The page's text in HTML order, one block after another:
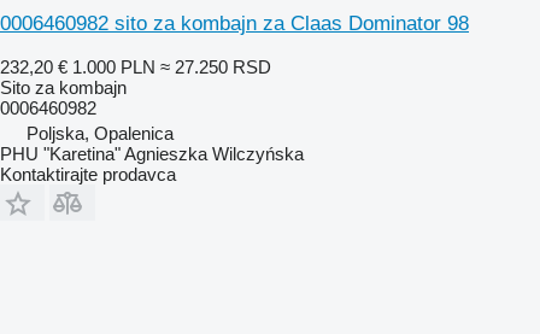
0006460982 sito za kombajn za Claas Dominator 98
232,20 € 1.000 PLN ≈ 27.250 RSD
Sito za kombajn
0006460982
Poljska, Opalenica
PHU "Karetina" Agnieszka Wilczyńska
Kontaktirajte prodavca